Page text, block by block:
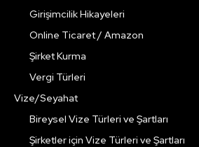
Girişimcilik Hikayeleri
Online Ticaret / Amazon
Şirket Kurma
Vergi Türleri
Vize/Seyahat
Bireysel Vize Türleri ve Şartları
Şirketler için Vize Türleri ve Şartları